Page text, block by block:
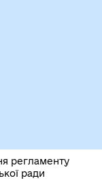
регламенту
ради